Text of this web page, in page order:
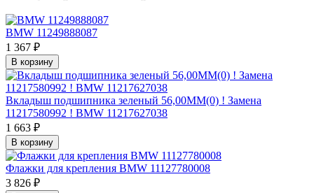
BMW 11249888087
1 367 ₽
В корзину
Вкладыш подшипника зеленый 56,00MM(0) ! Замена
11217580992 ! BMW 11217627038
1 663 ₽
В корзину
Флажки для крепления BMW 11127780008
3 826 ₽